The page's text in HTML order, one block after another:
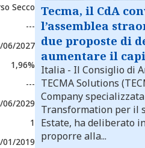
Secco
---
06/2027
1,96%
---
06/2029
1
01/2019
Tecma, il CdA
l’assemblea
due proposte di
aumentare il
Italia - Il Consiglio di
TECMA Solutions
Company
Transformation per il
Estate, ha deliberato
proporre alla...